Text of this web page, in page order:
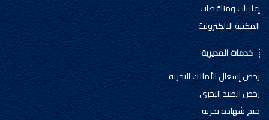
إعلانات ومناقصات
المكتبة الالكترونية
خدمات المديرية
رخص إشغال الأملاك البحرية
رخص الصيد البحري
منح شهادة بحرية